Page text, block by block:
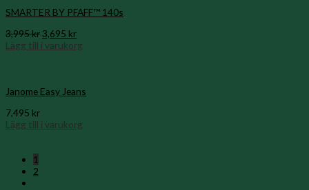
SMARTER BY PFAFF™ 140s
3,995krDet
ursprungliga
3,695 krDet
nuvarande
Lägg till i varukorg
Janome Easy Jeans
7,495 kr
Lägg till i varukorg
1
2